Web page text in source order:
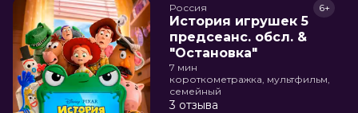
Россия
История игрушек 5
предсеанс. обсл. &
"Остановка"
6+
7 мин
короткометражка, мультфильм,
семейный
3 отзыва